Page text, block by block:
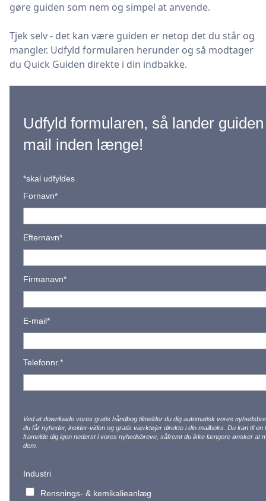
gøre guiden som nem og simpel at anvende.
Tjek selv - det kan være guiden er netop det du står og
mangler. Udfyld formularen herunder og så modtager
du Quick Guiden direkte i din indbakke.